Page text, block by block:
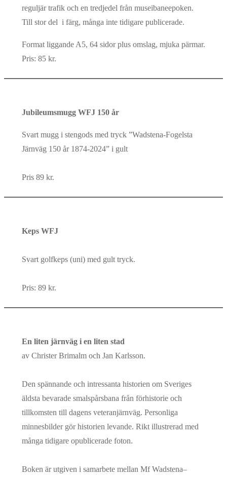
reguljär trafik och en tredjedel från museibaneepoken.
Till stor del i färg, många inte tidigare publicerade.
Format liggande A5, 64 sidor plus omslag, mjuka pärmar.
Pris: 85 kr.
Jubileumsmugg WFJ 150 år
Svart mugg i stengods med tryck ”Wadstena-Fogelsta
Järnväg 150 år 1874-2024” i gult
Pris 89 kr.
Keps WFJ
Svart golfkeps (uni) med gult tryck.
Pris: 89 kr.
En liten järnväg i en liten stad
av Christer Brimalm och Jan Karlsson.
Den spännande och intressanta historien om Sveriges
äldsta bevarade smalspårsbana från förhistorie och
tillkomsten till dagens veteranjärnväg. Personliga
minnesbilder gör historien levande. Rikt illustrerad med
många tidigare opublicerade foton.
Boken är utgiven i samarbete mellan Mf Wadstena–